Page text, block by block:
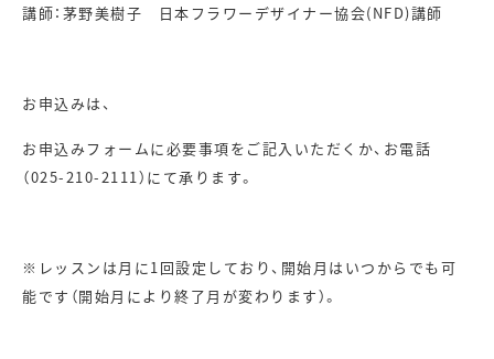
講師：茅野美樹子 日本フラワーデザイナー協会(NFD)講師
お申込みは、
お申込みフォームに必要事項をご記入いただくか、お電話
（025-210-2111 ）にて承ります。
​※レッスンは月に1 回設定しており、開始月はいつからでも可
能です（開始月により終了月が変わります）。